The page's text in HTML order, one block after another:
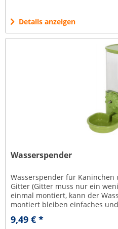
Details anzeigen
Wasserspender
Wasserspender für Kaninchen
Gitter (Gitter muss nur ein
einmal montiert, kann der
montiert bleiben einfaches
abnehmbaren Deckel...
9,49 € *